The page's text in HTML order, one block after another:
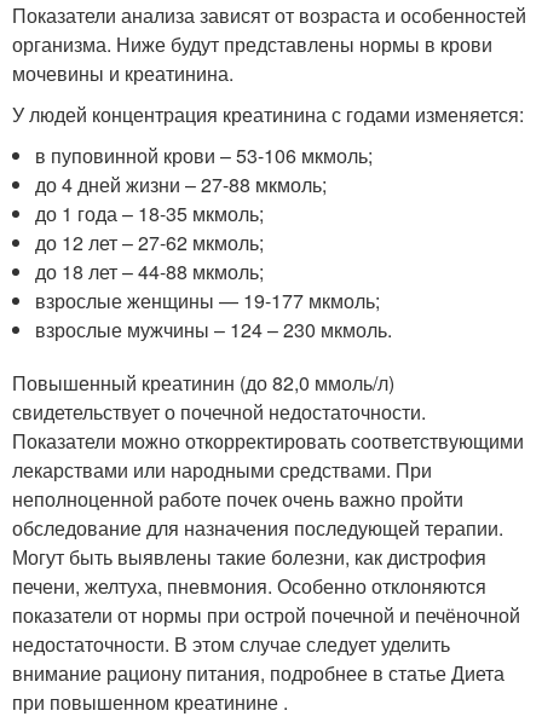
Показатели анализа зависят от возраста и особенностей
организма. Ниже будут представлены нормы в крови
мочевины и креатинина.
У людей концентрация креатинина с годами изменяется:
в пуповинной крови – 53-106 мкмоль;
до 4 дней жизни – 27-88 мкмоль;
до 1 года – 18-35 мкмоль;
до 12 лет – 27-62 мкмоль;
до 18 лет – 44-88 мкмоль;
взрослые женщины — 19-177 мкмоль;
взрослые мужчины – 124 – 230 мкмоль.
Повышенный креатинин (до 82,0 ммоль/л)
свидетельствует о почечной недостаточности.
Показатели можно откорректировать соответствующими
лекарствами или народными средствами. При
неполноценной работе почек очень важно пройти
обследование для назначения последующей терапии.
Могут быть выявлены такие болезни, как дистрофия
печени, желтуха, пневмония. Особенно отклоняются
показатели от нормы при острой почечной и печёночной
недостаточности. В этом случае следует уделить
внимание рациону питания, подробнее в статье Диета
при повышенном креатинине .